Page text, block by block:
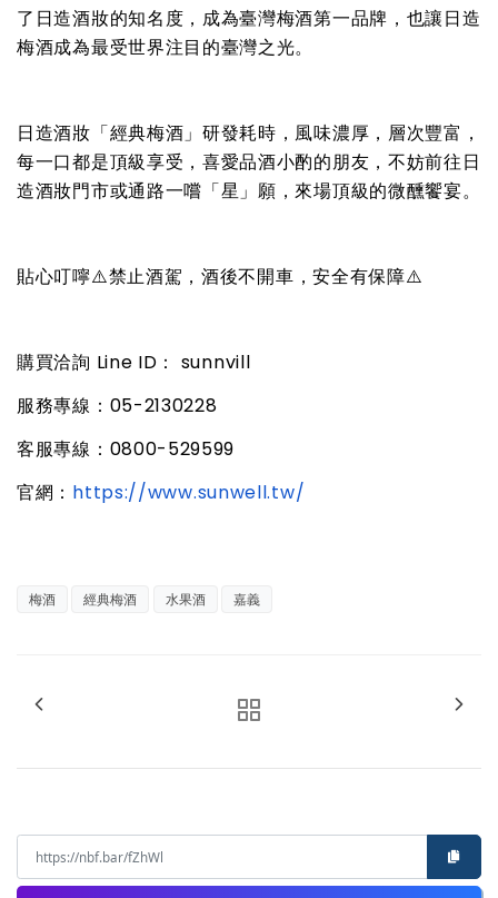
了日造酒妝的知名度，成為臺灣梅酒第一品牌，也讓日造
梅酒成為最受世界注目的臺灣之光。
日造酒妝「經典梅酒」研發耗時，風味濃厚，層次豐富，
每一口都是頂級享受，喜愛品酒小酌的朋友，不妨前往日
造酒妝門市或通路一嚐「星」願，來場頂級的微醺饗宴。
貼心叮嚀⚠️禁止酒駕，酒後不開車，安全有保障⚠
購買洽詢 Line ID： sunnvill
服務專線：05-2130228
客服專線：0800-529599
官網： https://www.sunwell.tw/
梅酒 經典梅酒 水果酒 嘉義